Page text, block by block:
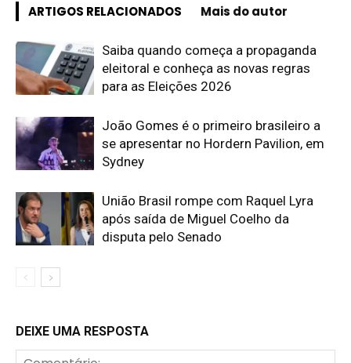
ARTIGOS RELACIONADOS Mais do autor
Saiba quando começa a propaganda
eleitoral e conheça as novas regras
para as Eleições 2026
João Gomes é o primeiro brasileiro a
se apresentar no Hordern Pavilion, em
Sydney
União Brasil rompe com Raquel Lyra
após saída de Miguel Coelho da
disputa pelo Senado
DEIXE UMA RESPOSTA